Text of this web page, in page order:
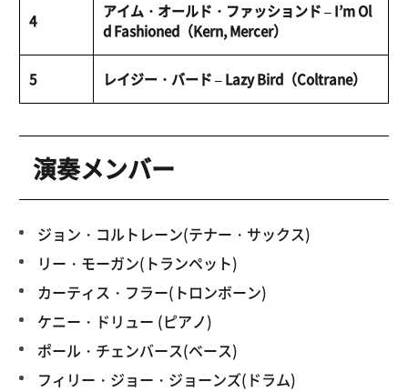
4
アイム・オールド・ファッションド – I’m Ol
d Fashioned（Kern, Mercer）
5 レイジー・バード – Lazy Bird（Coltrane）
演奏メンバー
ジョン・コルトレーン(テナー・サックス)
リー・モーガン(トランペット)
カーティス・フラー(トロンボーン)
ケニー・ドリュー (ピアノ)
ポール・チェンバース(ベース)
フィリー・ジョー・ジョーンズ(ドラム)